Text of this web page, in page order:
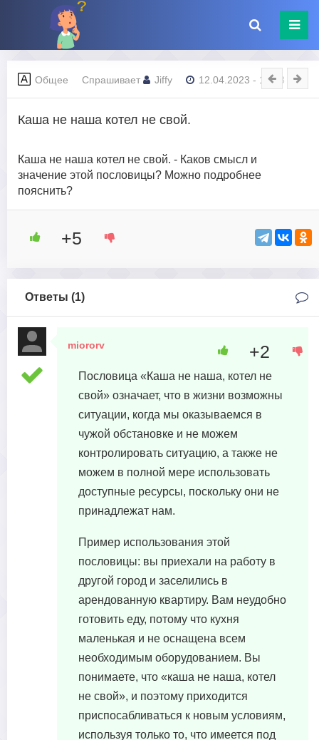
Общее Спрашивает Jiffy 12.04.2023 - 10:13
Каша не наша котел не свой.
Каша не наша котел не свой. - Каков смысл и
значение этой пословицы? Можно подробнее
пояснить?
+5
Ответы (1)
miororv
Пословица «Каша не наша, котел не
свой» означает, что в жизни возможны
ситуации, когда мы оказываемся в
чужой обстановке и не можем
контролировать ситуацию, а также не
можем в полной мере использовать
доступные ресурсы, поскольку они не
принадлежат нам.
Пример использования этой
пословицы: вы приехали на работу в
другой город и заселились в
арендованную квартиру. Вам неудобно
готовить еду, потому что кухня
маленькая и не оснащена всем
необходимым оборудованием. Вы
понимаете, что «каша не наша, котел
не свой», и поэтому приходится
приспосабливаться к новым условиям,
используя только то, что имеется под
+2